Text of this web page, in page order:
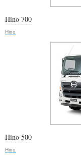
Hino 700
Hino
Hino 500
Hino